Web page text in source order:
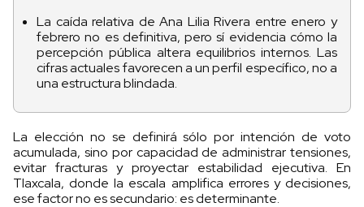
La caída relativa de Ana Lilia Rivera entre enero y
febrero no es definitiva, pero sí evidencia cómo la
percepción pública altera equilibrios internos. Las
cifras actuales favorecen a un perfil específico, no a
una estructura blindada.
La elección no se definirá sólo por intención de voto
acumulada, sino por capacidad de administrar tensiones,
evitar fracturas y proyectar estabilidad ejecutiva. En
Tlaxcala, donde la escala amplifica errores y decisiones,
ese factor no es secundario: es determinante.